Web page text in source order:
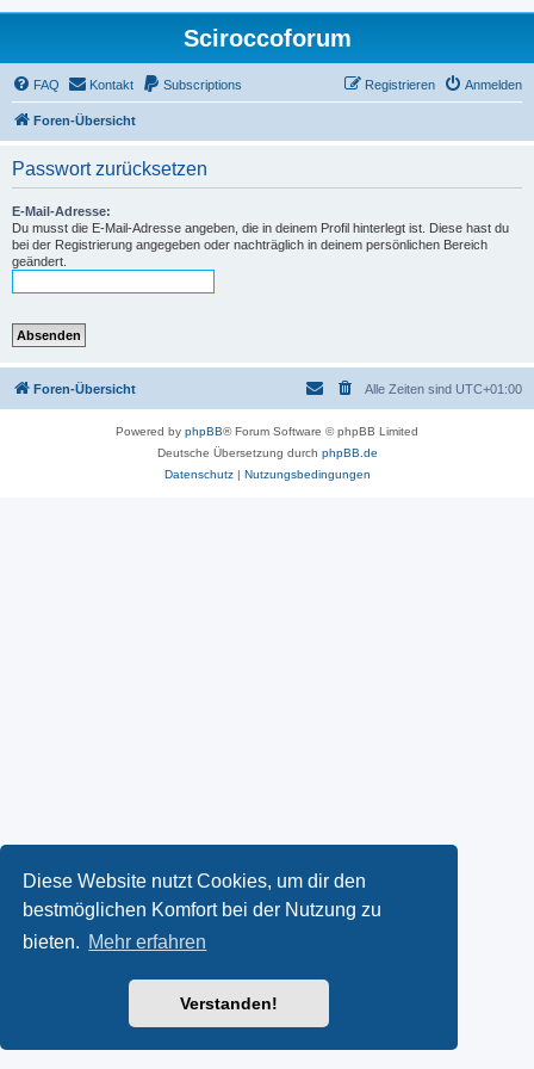
Diese Website nutzt Cookies, um dir den
bestmöglichen Komfort bei der Nutzung zu
bieten. Mehr erfahren
Verstanden!
Sciroccoforum
FAQ Kontakt Subscriptions Anmelden
Registrieren
Foren-Übersicht
Passwort zurücksetzen
E-Mail-Adresse:
Du musst die E-Mail-Adresse angeben, die in deinem Profil hinterlegt ist. Diese hast du
bei der Registrierung angegeben oder nachträglich in deinem persönlichen Bereich
geändert.
Foren-Übersicht Alle Zeiten sind UTC+01:00
Powered by phpBB® Forum Software © phpBB Limited
Deutsche Übersetzung durch phpBB.de
Datenschutz| Nutzungsbedingungen